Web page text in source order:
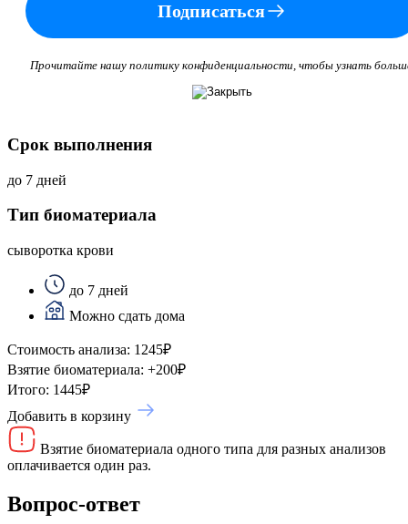
Подписаться
Прочитайте нашу политику конфиденциальности, чтобы узнать
Срок выполнения
до 7 дней
Тип биоматериала
сыворотка крови
до 7 дней
Можно сдать дома
Стоимость анализа: 1245₽
Взятие биоматериала: +200₽
Итого: 1445₽
Добавить в корзину
Взятие биоматериала одного типа для разных анализов
оплачивается один раз.
Вопрос-ответ